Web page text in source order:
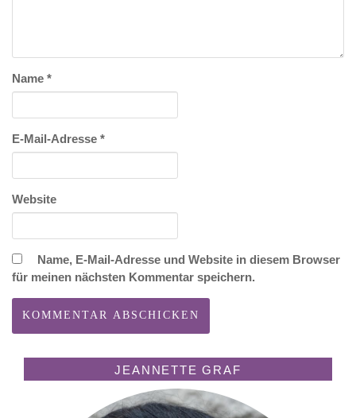
Name *
E-Mail-Adresse *
Website
Name, E-Mail-Adresse und Website in diesem Browser
für meinen nächsten Kommentar speichern.
JEANNETTE GRAF